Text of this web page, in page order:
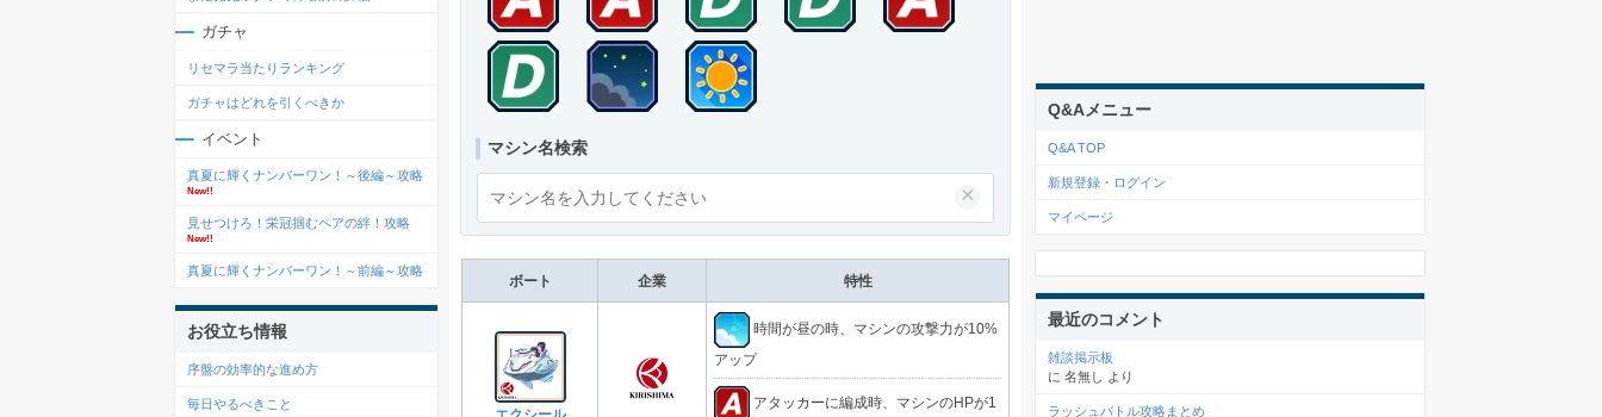
マシン名検索
×
ボート 企業 特性
時間が昼の時、マシンの攻撃力が10%
アップ
アタッカーに編成時、マシンのHPが1
ガチャ
リセマラ当たりランキング
ガチャはどれを引くべきか
イベント
真夏に輝くナンバーワン！～後編～攻略
New!!
見せつけろ！栄冠掴むペアの絆！攻略
New!!
真夏に輝くナンバーワン！～前編～攻略
お役立ち情報
序盤の効率的な進め方
毎日やるべきこと
Q&Aメニュー
Q&A TOP
新規登録・ログイン
マイページ
最近のコメント
雑談掲示板
に 名無し より
ラッシュバトル攻略まとめ